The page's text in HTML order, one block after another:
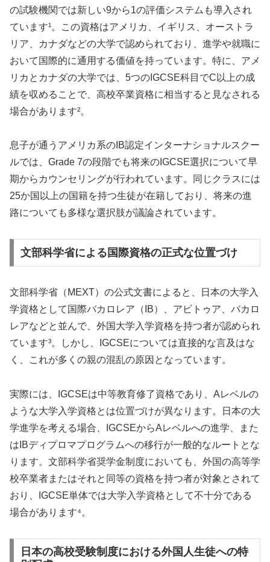
の試験機関では新しい9から1の評価システムも導入され
ています¹。この資格はアメリカ、イギリス、オーストラ
リア、カナダなどの大学で認められており、進学や就職に
おいて国際的に通用する価値を持っています。特に、アメ
リカとカナダの大学では、5つのIGCSE科目でC以上の成
績を収めることで、高校卒業資格に相当すると見なされる
場合があります²。
息子が通うアメリカ系のIB認定インターナショナルスクー
ルでは、Grade 7の段階でも将来のIGCSE選択について早
期からカウンセリングが行われています。同じクラスには
25か国以上の国籍を持つ生徒が在籍しており、将来の進
路についても多様な選択肢が議論されています。
文部科学省による国際資格の正式な位置づけ
文部科学省（MEXT）の公式文書によると、日本の大学入
学資格として国際バカロレア（IB）、アビトゥア、バカロ
レアなどと並んで、外国大学入学資格を持つ者が認められ
ています³。しかし、IGCSEについては直接的な言及はな
く、これが多くの親の混乱の原因となっています。
実際には、IGCSEは中等教育修了資格であり、Aレベルの
ような大学入学資格とは位置づけが異なります。日本の大
学進学を考える場合、IGCSEからAレベルへの進学、また
はIBディプロマプログラムへの移行が一般的なルートとな
ります。文部科学省奨学金制度においても、外国の高等学
校卒業者またはそれと同等の資格を持つ者が対象とされて
おり、IGCSE単体では大学入学資格として不十分である
場合があります⁴。
日本の高校受験制度における外国人生徒への特